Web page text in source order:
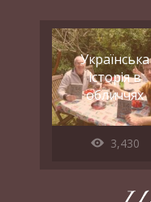
Українська
історія в
обличчях
3,430